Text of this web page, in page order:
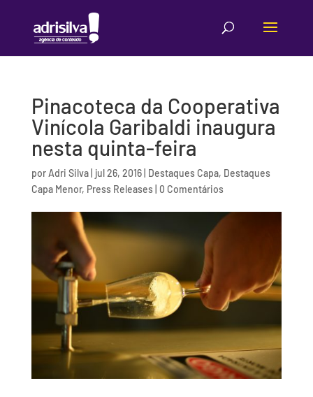
Pinacoteca da Cooperativa
Vinícola Garibaldi inaugura
nesta quinta-feira
porAdri Silva| jul 26, 2016| Destaques Capa, Destaques
Capa Menor, Press Releases| 0 Comentários